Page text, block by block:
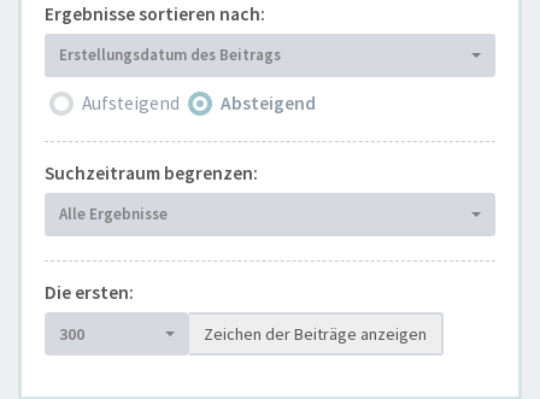
Ergebnisse sortieren nach:
Erstellungsdatum des Beitrags
Aufsteigend Absteigend
Suchzeitraum begrenzen:
Alle Ergebnisse
Die ersten:
300 Zeichen der Beiträge anzeigen